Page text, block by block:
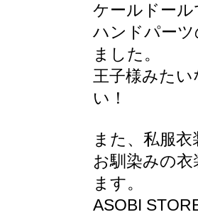
ケールドール
ハンドパー
ました。
王子様みた
い！
また、私服
お馴染みの
ます。
ASOBI